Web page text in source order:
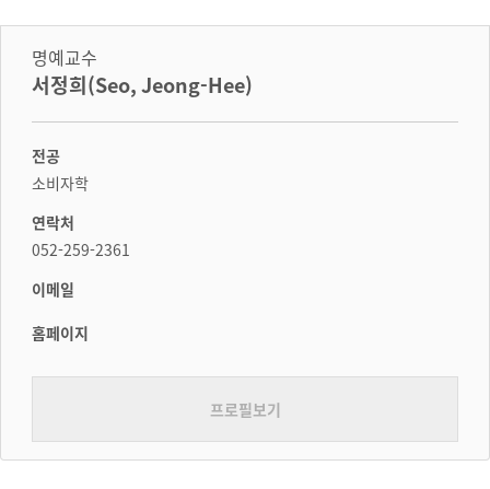
명예교수
서정희(Seo, Jeong-Hee)
전공
소비자학
연락처
052-259-2361
이메일
홈페이지
프로필보기